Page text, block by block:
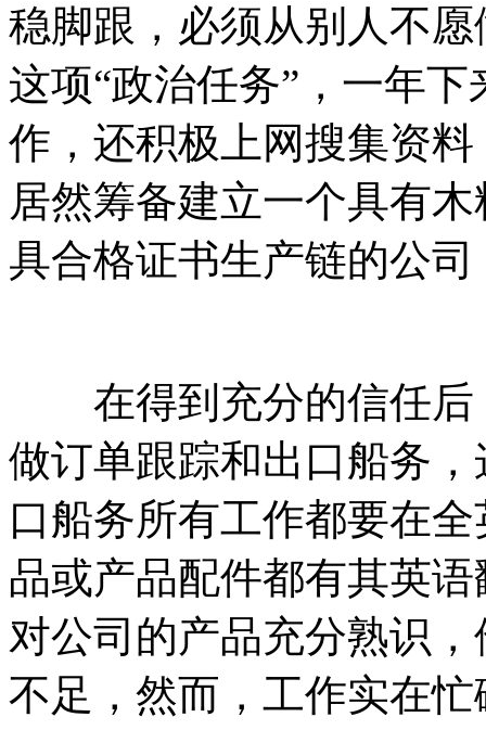
稳脚跟，必须从别人不
这项“政治任务”，一年
作，还积极上网搜集资
居然筹备建立一个具有
具合格证书生产链的公
在得到充分的信任后
做订单跟踪和出口船务
口船务所有工作都要在
品或产品配件都有其英
对公司的产品充分熟识
不足，然而，工作实在